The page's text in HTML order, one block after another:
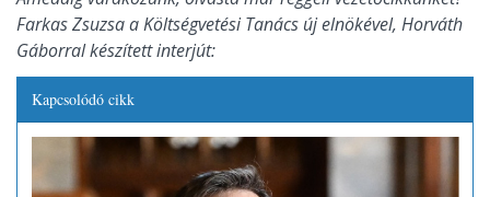
Farkas Zsuzsa a Költségvetési Tanács új elnökével, Horváth
Gáborral készített interjút:
Kapcsolódó cikk